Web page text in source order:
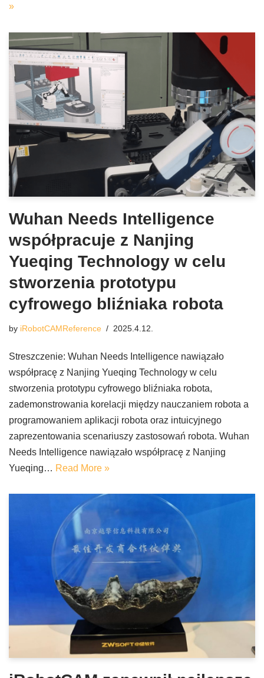
»
Wuhan Needs Intelligence
współpracuje z Nanjing
Yueqing Technology w celu
stworzenia prototypu
cyfrowego bliźniaka robota
by iRobotCAMReference 2025.4.12.
Streszczenie: Wuhan Needs Intelligence nawiązało
współpracę z Nanjing Yueqing Technology w celu
stworzenia prototypu cyfrowego bliźniaka robota,
zademonstrowania korelacji między nauczaniem robota a
programowaniem aplikacji robota oraz intuicyjnego
zaprezentowania scenariuszy zastosowań robota. Wuhan
Needs Intelligence nawiązało współpracę z Nanjing
Yueqing… Read More »